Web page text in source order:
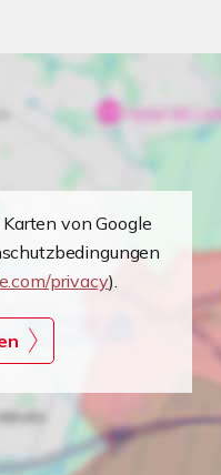
von Google
privacy).